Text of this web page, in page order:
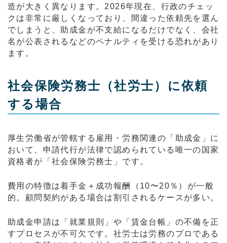
造が大きく異なります。2026年現在、行政のチェッ
クは非常に厳しくなっており、間違った依頼先を選ん
でしまうと、助成金が不支給になるだけでなく、会社
名が公表されるなどのペナルティを受ける恐れがあり
ます。
社会保険労務士（社労士）に依頼
する場合
厚生労働省が管轄する雇用・労務関連の「助成金」に
おいて、申請代行が法律で認められている唯一の国家
資格者が「社会保険労務士」です。
費用の特徴は着手金＋成功報酬（10〜20％）が一般
的。顧問契約がある場合は割引されるケースが多い。
助成金申請は「就業規則」や「賃金台帳」の不備を正
すプロセスが不可欠です。社労士は労務のプロである